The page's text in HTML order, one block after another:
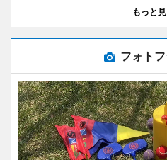
もっと
フォト